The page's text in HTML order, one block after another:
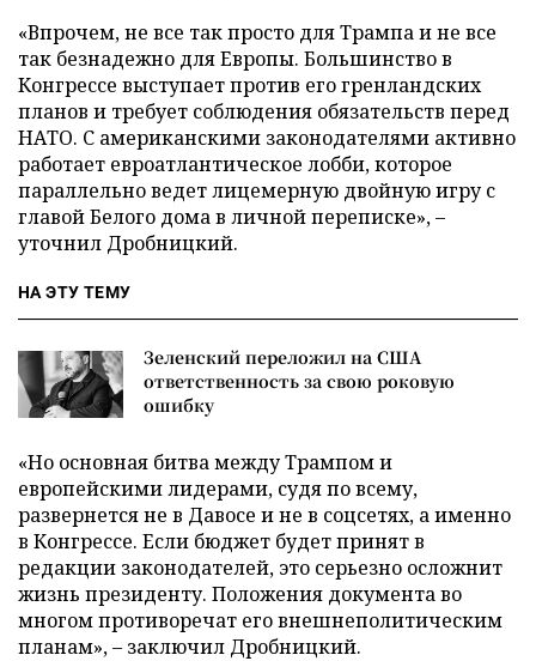
«Впрочем, не все так просто для Трампа и не все
так безнадежно для Европы. Большинство в
Конгрессе выступает против его гренландских
планов и требует соблюдения обязательств перед
НАТО. С американскими законодателями активно
работает евроатлантическое лобби, которое
параллельно ведет лицемерную двойную игру с
главой Белого дома в личной переписке», –
уточнил Дробницкий.
НА ЭТУ ТЕМУ
Зеленский переложил на США
ответственность за свою роковую
ошибку
«Но основная битва между Трампом и
европейскими лидерами, судя по всему,
развернется не в Давосе и не в соцсетях, а именно
в Конгрессе. Если бюджет будет принят в
редакции законодателей, это серьезно осложнит
жизнь президенту. Положения документа во
многом противоречат его внешнеполитическим
планам», – заключил Дробницкий.